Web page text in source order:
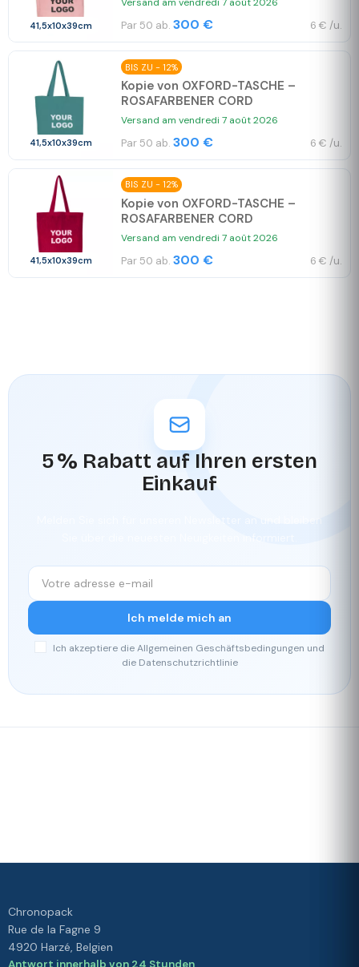
41,5x10x39cm
Versand am vendredi 7 août 2026
Par 50 ab. 300 € 6 € /u.
41,5x10x39cm
BIS ZU - 12%
Kopie von OXFORD-TASCHE –
ROSAFARBENER CORD
Versand am vendredi 7 août 2026
Par 50 ab. 300 € 6 € /u.
41,5x10x39cm
BIS ZU - 12%
Kopie von OXFORD-TASCHE –
ROSAFARBENER CORD
Versand am vendredi 7 août 2026
Par 50 ab. 300 € 6 € /u.
5 % Rabatt auf Ihren ersten
Einkauf
Ich melde mich an
Ich akzeptiere die Allgemeinen Geschäftsbedingungen und
die Datenschutzrichtlinie
Chronopack
Rue de la Fagne 9
4920 Harzé, Belgien
Antwort innerhalb von 24 Stunden